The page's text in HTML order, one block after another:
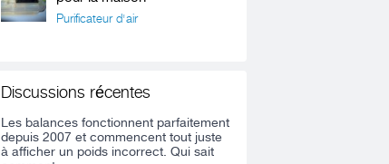
Purificateur d'air
Discussions récentes
Les balances fonctionnent parfaitement
depuis 2007 et commencent tout juste
à afficher un poids incorrect. Qui sait